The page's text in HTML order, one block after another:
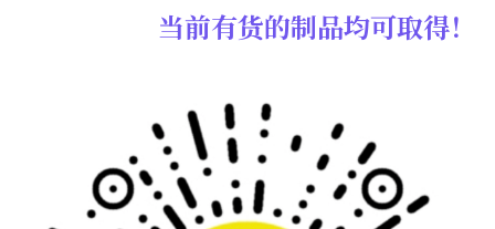
当前有货的制品均可取得！